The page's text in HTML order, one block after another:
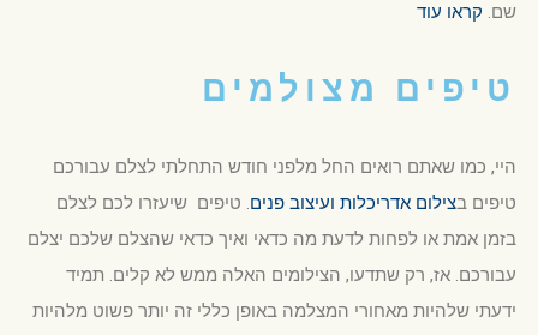
שם. קראו עוד
טיפים מצולמים
היי, כמו שאתם רואים החל מלפני חודש התחלתי לצלם עבורכם
טיפים בצילום אדריכלות ועיצוב פנים. טיפים שיעזרו לכם לצלם
בזמן אמת או לפחות לדעת מה כדאי ואיך כדאי שהצלם שלכם יצלם
עבורכם. אז, רק שתדעו, הצילומים האלה ממש לא קלים. תמיד
ידעתי שלהיות מאחורי המצלמה באופן כללי זה יותר פשוט מלהיות